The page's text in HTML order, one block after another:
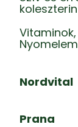
koleszterin
Nordvital
Prana